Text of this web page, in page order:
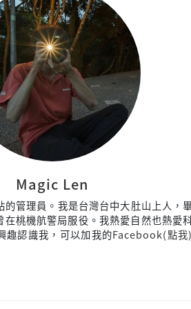
Magic Len
管理員。我是台灣台中大肚山上人，
桃機航警局服役。我熱愛自然也熱愛
趣認識我，可以加我的Facebook(點我)